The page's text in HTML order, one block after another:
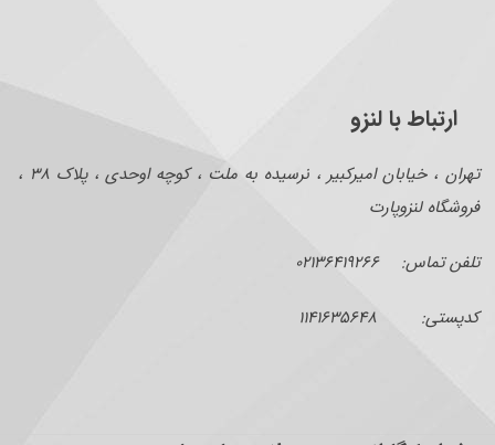
ارتباط با لنزو
تهران ، خیابان امیرکبیر ، نرسیده به ملت ، کوچه اوحدی ، پلاک ۳۸ ،
فروشگاه لنزوپارت
تلفن تماس: ۰۲۱۳۶۴۱۹۲۶۶
کدپستی: ۱۱۴۱۶۳۵۶۴۸